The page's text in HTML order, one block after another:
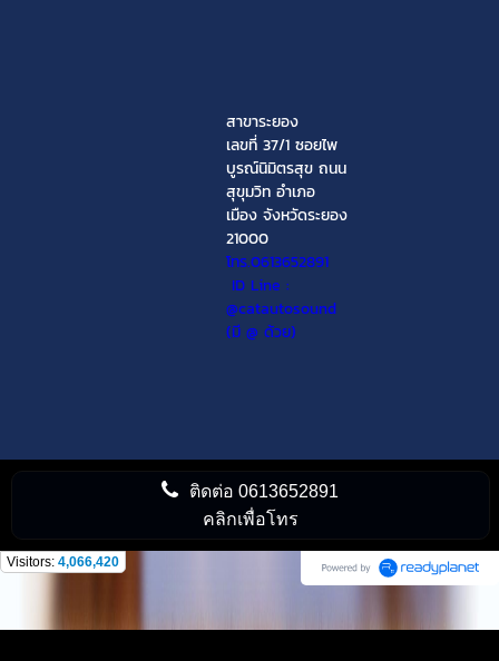
สาขาระยอง
เลขที่ 37/1 ซอยไพ
บูรณ์นิมิตรสุข ถนน
สุขุมวิท อำเภอ
เมือง จังหวัดระยอง
21000
โทร.0613652891
ID Line :
@catautosound
(มี @ ด้วย)
ติดต่อ0613652891
คลิกเพื่อโทร
Visitors: 4,066,420